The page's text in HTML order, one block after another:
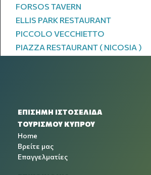
FORSOS TAVERN
ELLIS PARK RESTAURANT
PICCOLO VECCHIETTO
PIAZZA RESTAURANT ( NICOSIA )
ΕΠΙΣΗΜΗ ΙΣΤΟΣΕΛΙΔΑ
ΤΟΥΡΙΣΜΟΥ ΚΥΠΡΟΥ
Home
Βρείτε μας
Επαγγελματίες